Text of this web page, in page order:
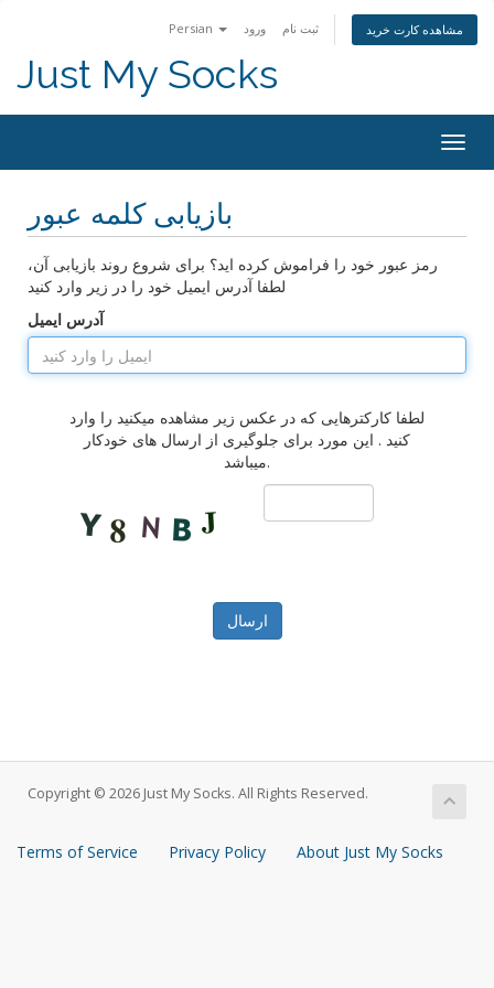
Persian ورود ثبت نام مشاهده کارت خرید
Just My Socks
بازیابی کلمه عبور
رمز عبور خود را فراموش کرده اید؟ برای شروع روند بازیابی آن،
لطفا آدرس ایمیل خود را در زیر وارد کنید
آدرس ایمیل
لطفا کارکترهایی که در عکس زیر مشاهده میکنید را وارد
کنید . این مورد برای جلوگیری از ارسال های خودکار
میباشد.
ارسال
Copyright © 2026 Just My Socks. All Rights Reserved.
Terms of Service Privacy Policy About Just My Socks